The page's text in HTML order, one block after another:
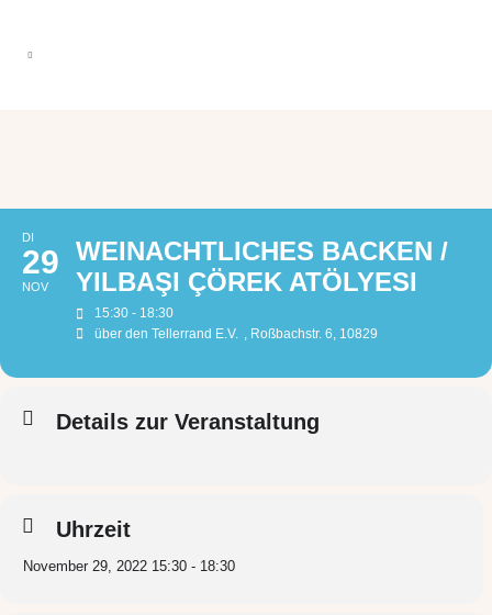
DI
29
NOV
WEINACHTLICHES BACKEN /
YILBAŞI ÇÖREK ATÖLYESI
15:30 - 18:30
über den Tellerrand E.V. , Roßbachstr. 6, 10829
Details zur Veranstaltung
Uhrzeit
November 29, 2022 15:30 - 18:30